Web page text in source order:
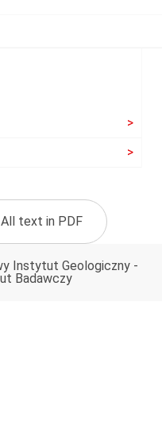
All text in PDF
Instytut Geologiczny -
Badawczy